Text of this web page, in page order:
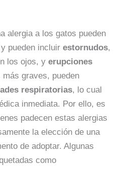
alergia a los gatos pueden
pueden incluirestornudos,
los ojos, yerupciones
más graves, pueden
respiratorias, lo cual
inmediata. Por ello, es
padecen estas alergias
la elección de una
de adoptar. Algunas
como